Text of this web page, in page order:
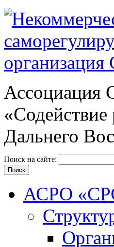
Ассоциация
«Содействие
Дальнего
Поиск на сайте:
АСРО